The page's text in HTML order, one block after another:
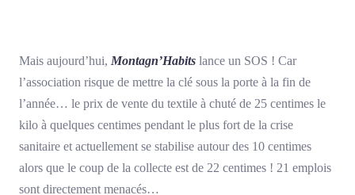
Mais aujourd’hui, Montagn’Habits lance un SOS ! Car
l’association risque de mettre la clé sous la porte à la fin de
l’année… le prix de vente du textile à chuté de 25 centimes le
kilo à quelques centimes pendant le plus fort de la crise
sanitaire et actuellement se stabilise autour des 10 centimes
alors que le coup de la collecte est de 22 centimes ! 21 emplois
sont directement menacés…